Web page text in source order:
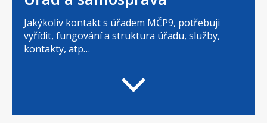
Jakýkoliv kontakt s úřadem MČP9, potřebuji
vyřídit, fungování a struktura úřadu, služby,
kontakty, atp…